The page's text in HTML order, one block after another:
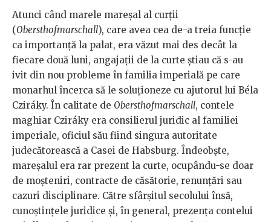
Atunci când marele mareșal al curții
(Obersthofmarschall), care avea cea de-a treia funcție
ca importanță la palat, era văzut mai des decât la
fiecare două luni, angajații de la curte știau că s-au
ivit din nou probleme în familia imperială pe care
monarhul încerca să le soluționeze cu ajutorul lui Béla
Cziráky. În calitate de Obersthofmarschall, contele
maghiar Cziráky era consilierul juridic al familiei
imperiale, oficiul său fiind singura autoritate
judecătorească a Casei de Habsburg. Îndeobște,
mareșalul era rar prezent la curte, ocupându-se doar
de moșteniri, contracte de căsătorie, renunțări sau
cazuri disciplinare. Către sfârșitul secolului însă,
cunoștințele juridice și, în general, prezența contelui